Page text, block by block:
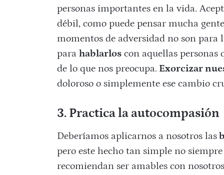
personas importantes en la vida.
débil, como puede pensar mucha
momentos de adversidad no son
para hablarloscon aquellas personas
de lo que nos preocupa. Exorcizar
doloroso o simplemente ese cambio
3. Practica la autocompasión
Deberíamos aplicarnos a nosotros las
pero este hecho tan simple no
recomiendan ser amables con